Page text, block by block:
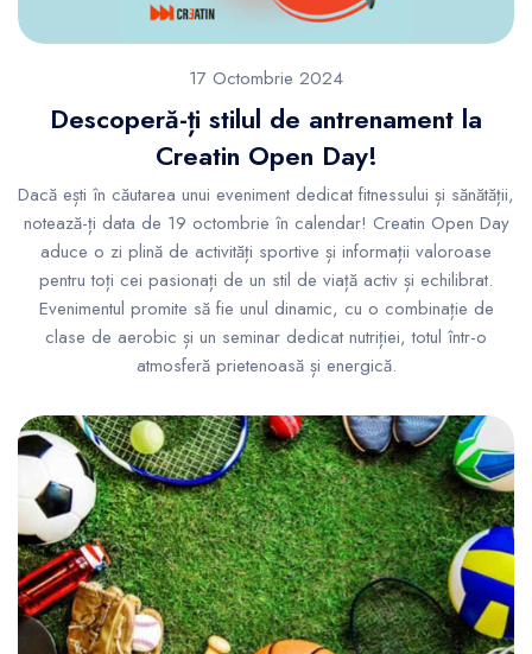
17 Octombrie 2024
Descoperă-ți stilul de antrenament la
Creatin Open Day!
Dacă ești în căutarea unui eveniment dedicat fitnessului și sănătății,
notează-ți data de 19 octombrie în calendar! Creatin Open Day
aduce o zi plină de activități sportive și informații valoroase
pentru toți cei pasionați de un stil de viață activ și echilibrat.
Evenimentul promite să fie unul dinamic, cu o combinație de
clase de aerobic și un seminar dedicat nutriției, totul într-o
atmosferă prietenoasă și energică.